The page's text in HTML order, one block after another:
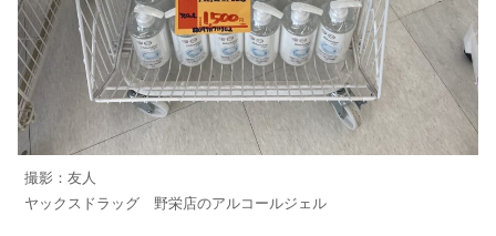
撮影：友人
ヤックスドラッグ 野栄店のアルコールジェル